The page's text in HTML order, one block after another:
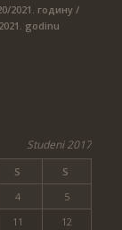
2021. годину /
godinu
Studeni 2017
S S
4
5
11
12